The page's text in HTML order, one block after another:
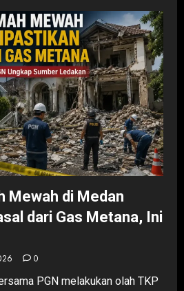
Mewah di Medan
dari Gas Metana, Ini
0
PGN melakukan olah TKP